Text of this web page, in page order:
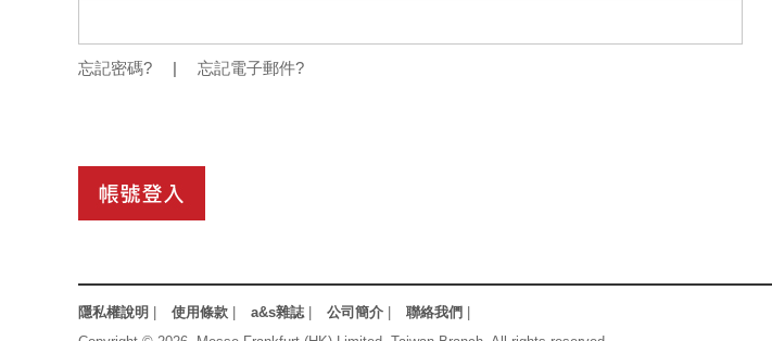
忘記密碼? | 忘記電子郵件?
隱私權說明 使用條款 a&s雜誌| 公司簡介 聯絡我們